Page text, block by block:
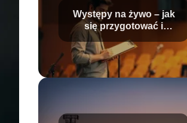
Występy na żywo – jak
się przygotować i
odnieść sukces?